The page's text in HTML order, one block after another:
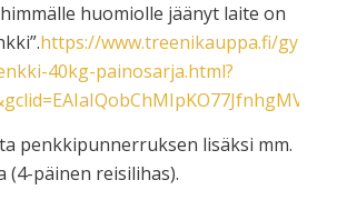
huomiolle jäänyt laite on
https://www.treenikauppa.fi/
40kg-painosarja.html?
penkkipunnerruksen lisäksi mm.
(4-päinen reisilihas).